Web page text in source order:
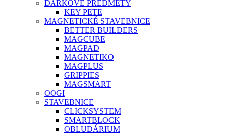
DÁRKOVÉ PŘEDMĚTY
KEY PETE
MAGNETICKÉ STAVEBNICE
BETTER BUILDERS
MAGCUBE
MAGPAD
MAGNETIKO
MAGPLUS
GRIPPIES
MAGSMART
OOGI
STAVEBNICE
CLICKSYSTEM
SMARTBLOCK
OBLUDÁRIUM